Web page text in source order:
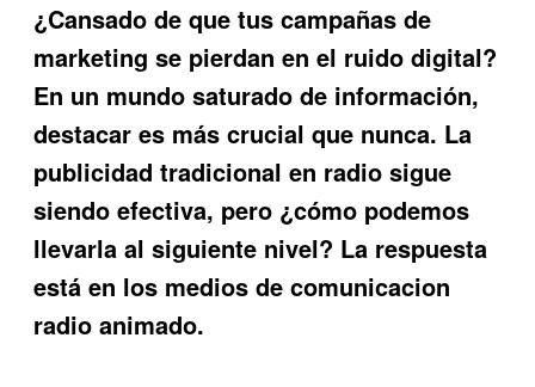
¿Cansado de que tus campañas de
marketing se pierdan en el ruido digital?
En un mundo saturado de información,
destacar es más crucial que nunca. La
publicidad tradicional en radio sigue
siendo efectiva, pero ¿cómo podemos
llevarla al siguiente nivel? La respuesta
está en los medios de comunicacion
radio animado.